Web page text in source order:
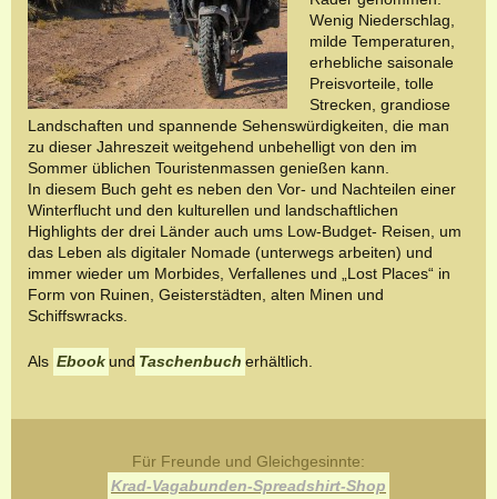
Wenig Niederschlag,
milde Temperaturen,
erhebliche saisonale
Preisvorteile, tolle
Strecken, grandiose
Landschaften und spannende Sehenswürdigkeiten, die man
zu dieser Jahreszeit weitgehend unbehelligt von den im
Sommer üblichen Touristenmassen genießen kann.
In diesem Buch geht es neben den Vor- und Nachteilen einer
Winterflucht und den kulturellen und landschaftlichen
Highlights der drei Länder auch ums Low-Budget- Reisen, um
das Leben als digitaler Nomade (unterwegs arbeiten) und
immer wieder um Morbides, Verfallenes und „Lost Places“ in
Form von Ruinen, Geisterstädten, alten Minen und
Schiffswracks.
Als Ebook und Taschenbuch erhältlich.
Für Freunde und Gleichgesinnte:
Krad-Vagabunden-Spreadshirt-Shop